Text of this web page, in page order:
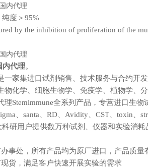
纯度＞95%
by the inhibition of proliferation of the
内代理。
一家集进口试剂销售、技术服务与合约开
物化学、细胞生物学、免疫学、植物学、
理Stemimmune全系列产品，专营进口生物
、santa、RD、 Avidity 、CST、toxin、
研用户提供数万种试剂、仪器和实验消耗
事处，所有产品均为原厂进口，产品质量
货，满足客户快速开展实验的需求